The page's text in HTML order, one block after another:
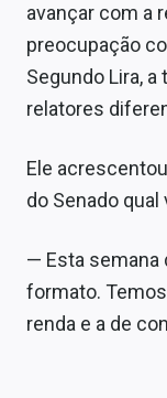
avançar com a
preocupação
Segundo Lira,
relatores
Ele
do Senado
— Esta semana
formato.
renda e a de